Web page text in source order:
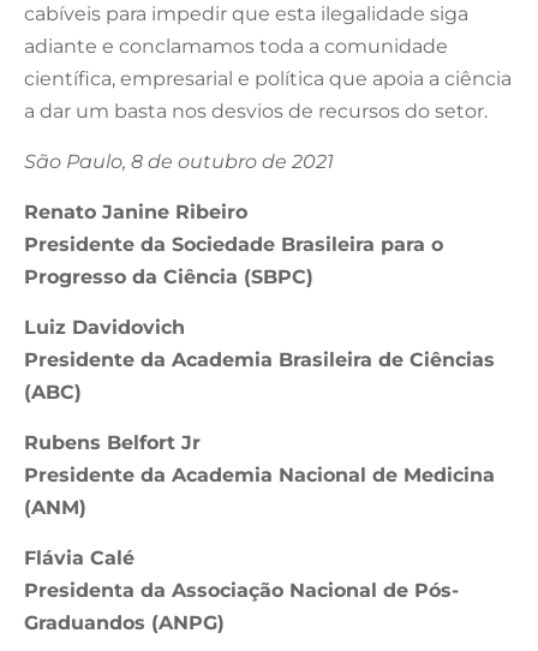
cabíveis para impedir que esta ilegalidade siga
adiante e conclamamos toda a comunidade
científica, empresarial e política que apoia a ciência
a dar um basta nos desvios de recursos do setor.
São Paulo, 8 de outubro de 2021
Renato Janine Ribeiro
Presidente da Sociedade Brasileira para o
Progresso da Ciência (SBPC)
Luiz Davidovich
Presidente da Academia Brasileira de Ciências
(ABC)
Rubens Belfort Jr
Presidente da Academia Nacional de Medicina
(ANM)
Flávia Calé
Presidenta da Associação Nacional de Pós-
Graduandos (ANPG)